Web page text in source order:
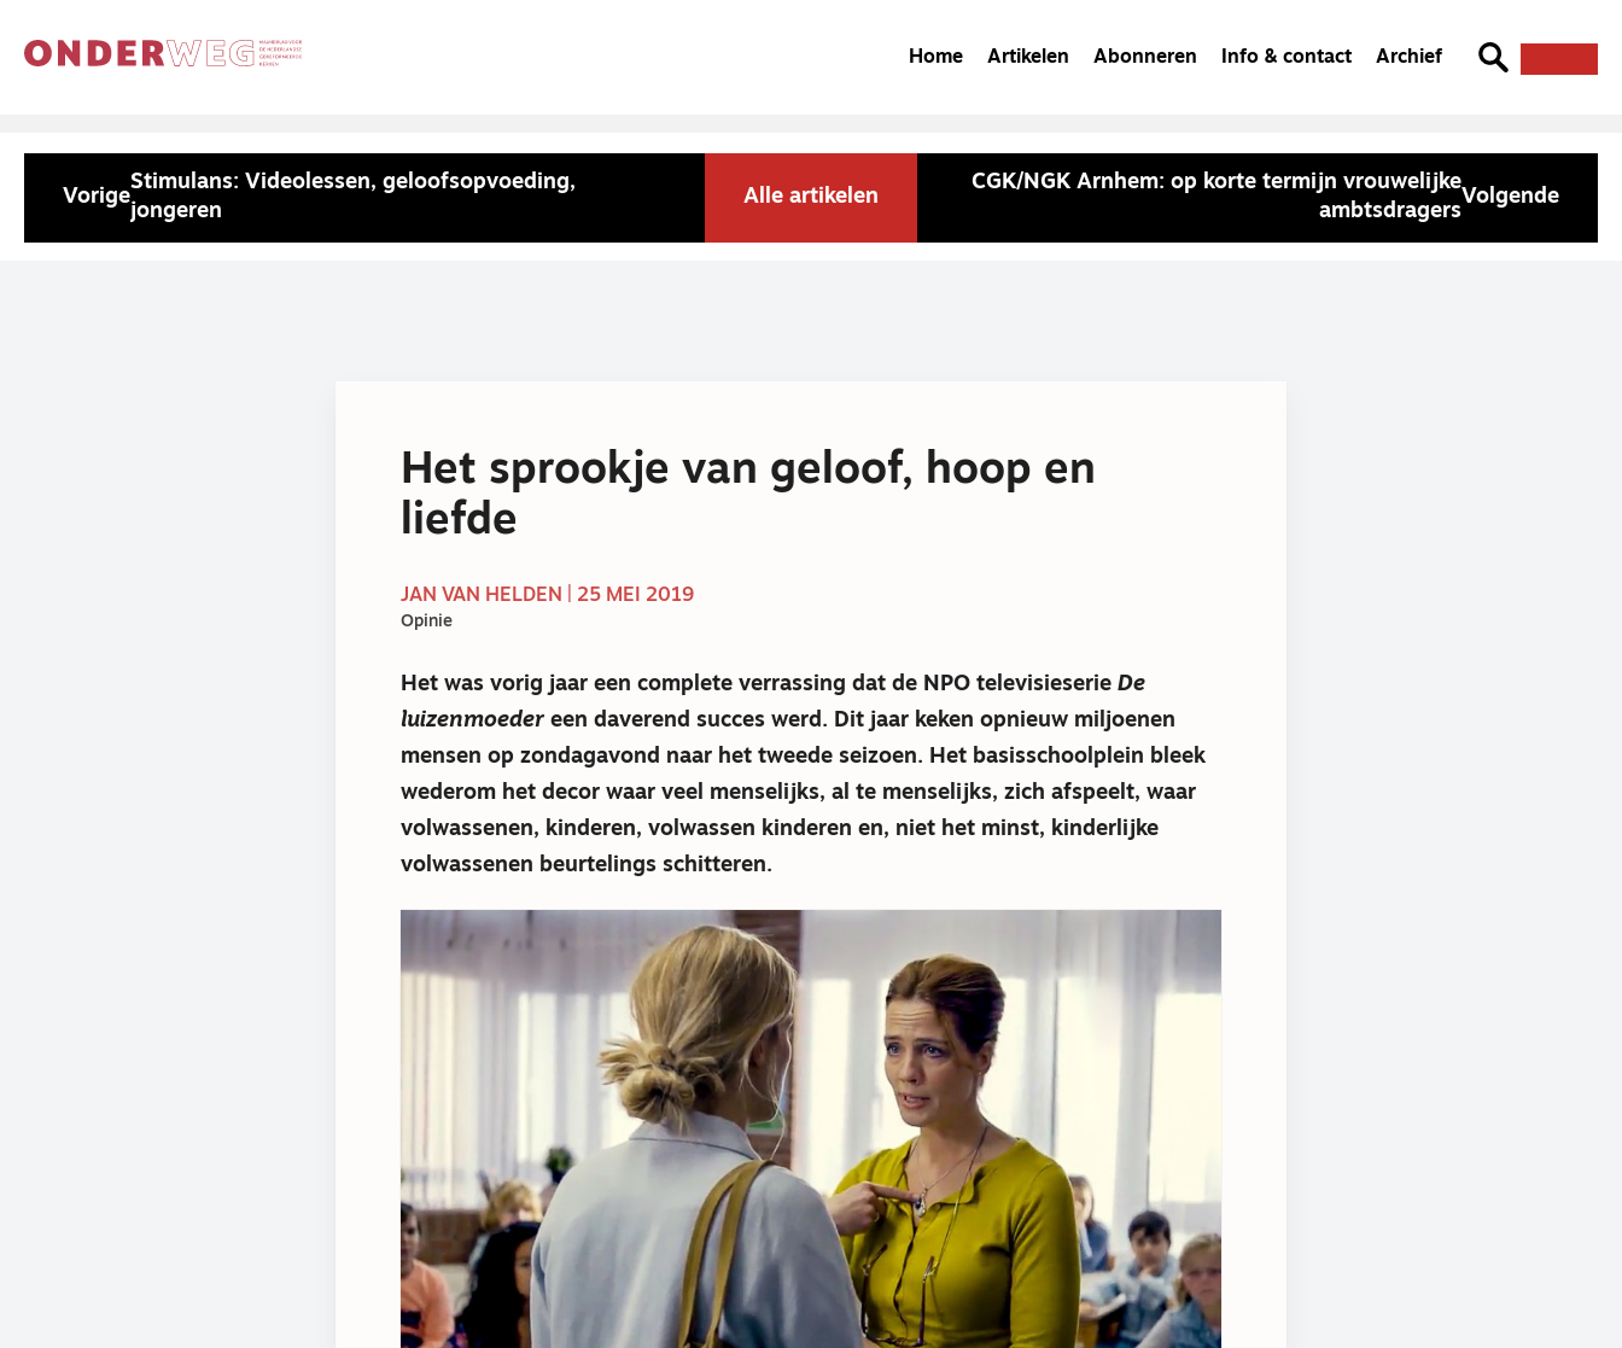
Home Artikelen Abonneren Info & contact Archief
Vorige
Stimulans: Videolessen, geloofsopvoeding,
jongeren
Alle artikelen
CGK/NGK Arnhem: op korte termijn vrouwelijke
ambtsdragers
Volgende
Het sprookje van geloof, hoop en
liefde
JAN VAN HELDEN | 25 MEI 2019
Opinie
Het was vorig jaar een complete verrassing dat de NPO televisieserie De
luizenmoedereen daverend succes werd. Dit jaar keken opnieuw miljoenen
mensen op zondagavond naar het tweede seizoen. Het basisschoolplein bleek
wederom het decor waar veel menselijks, al te menselijks, zich afspeelt, waar
volwassenen, kinderen, volwassen kinderen en, niet het minst, kinderlijke
volwassenen beurtelings schitteren.